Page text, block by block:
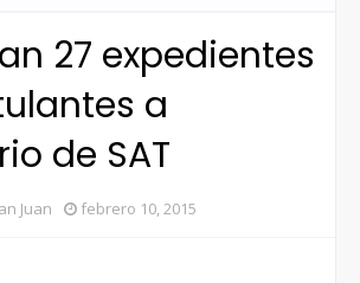
27 expedientes
a
de SAT
Juan febrero 10, 2015